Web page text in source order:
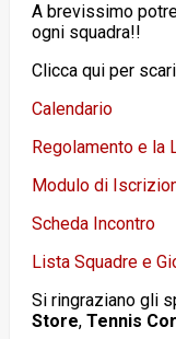
A brevissimo
ogni squadra!!
Clicca qui per
Calendario
Regolamento e la
Modulo di
Scheda Incontro
Lista Squadre e
Si ringraziano gli
Store, Tennis